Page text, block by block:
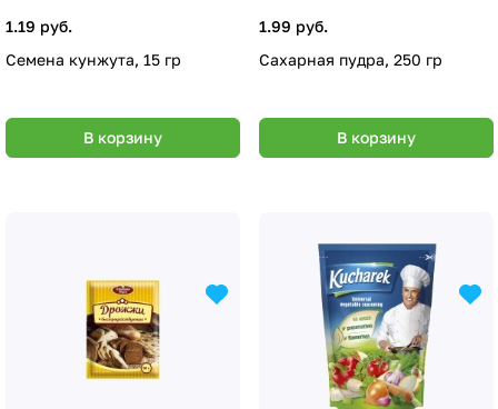
1.19 руб.
Семена кунжута, 15 гр
В корзину
1.99 руб.
Сахарная пудра, 250 гр
В корзину